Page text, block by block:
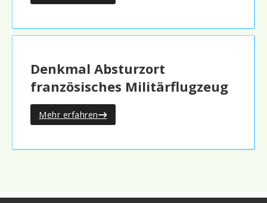
Denkmal Absturzort
französisches Militärflugzeug
Mehr erfahren